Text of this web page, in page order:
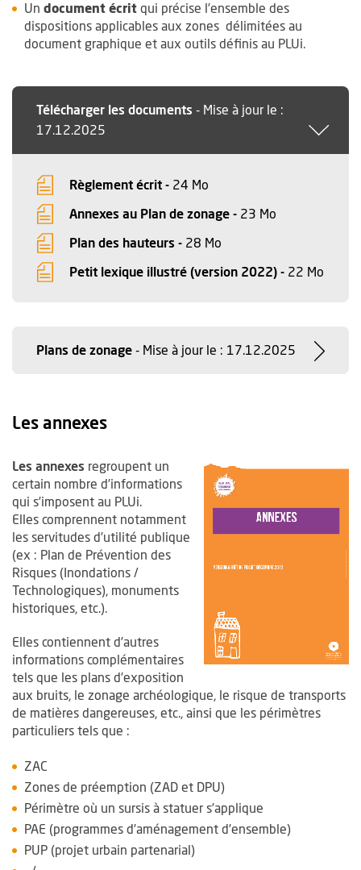
Un document écrit qui précise l’ensemble des
dispositions applicables aux zones délimitées au
document graphique et aux outils définis au PLUi.
Télécharger les documents - Mise à jour le :
17.12.2025
Règlement écrit - 24 Mo
Annexes au Plan de zonage - 23 Mo
Plan des hauteurs - 28 Mo
Petit lexique illustré (version 2022) - 22 Mo
Plans de zonage - Mise à jour le : 17.12.2025
Les annexes
Les annexes regroupent un
certain nombre d’informations
qui s’imposent au PLUi.
Elles comprennent notamment
les servitudes d’utilité publique
(ex : Plan de Prévention des
Risques (Inondations /
Technologiques), monuments
historiques, etc.).
Elles contiennent d’autres
informations complémentaires
tels que les plans d’exposition
aux bruits, le zonage archéologique, le risque de transports
de matières dangereuses, etc., ainsi que les périmètres
particuliers tels que :
ZAC
Zones de préemption (ZAD et DPU)
Périmètre où un sursis à statuer s’applique
PAE (programmes d’aménagement d’ensemble)
PUP (projet urbain partenarial)